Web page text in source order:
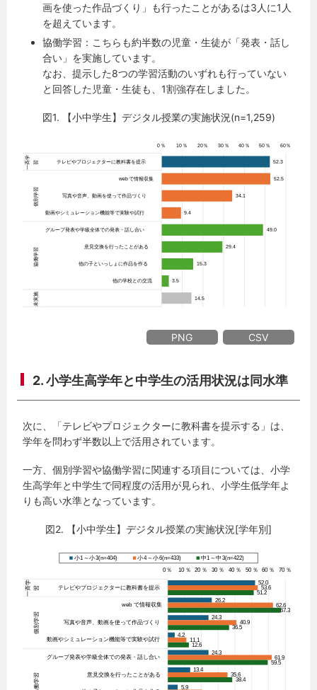
画を使った作品づくり」も行ったことがあるは3人に1人
を超えています。
協働学習：こちらも約半数の児童・生徒が「発表・話し
合い」を実施しています。
なお、提示した8つの学習活動のいずれも行っていない
と回答した児童・生徒も、1割強存在しました。
図1. 【小中学生】デジタル授業の実施状況(n=1,259)
PNG CSV
2. 小学生高学年と中学生の活用状況は同水準
次に、「テレビやプロジェクターに教科書を提示する」は、
学年を問わず半数以上で活用されています。
一方、個別学習や協働学習に関連する項目については、小学
生高学年と中学生で同程度の活用が見られ、小学生低学年よ
りも高い水準となっています。
図2. 【小中学生】デジタル授業の実施状況[学年別]